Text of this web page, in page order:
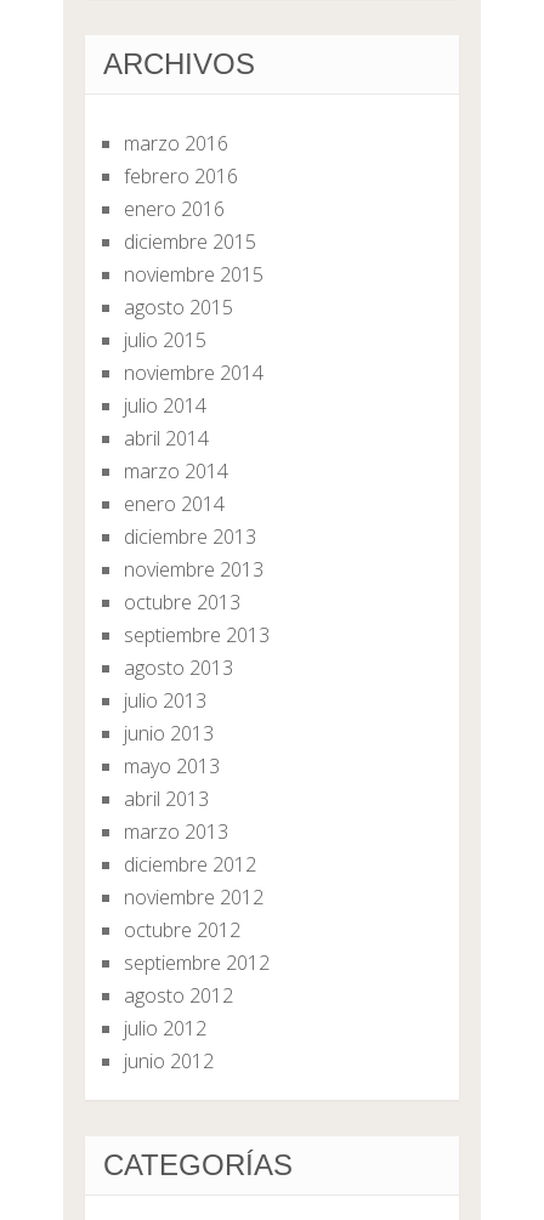
ARCHIVOS
marzo 2016
febrero 2016
enero 2016
diciembre 2015
noviembre 2015
agosto 2015
julio 2015
noviembre 2014
julio 2014
abril 2014
marzo 2014
enero 2014
diciembre 2013
noviembre 2013
octubre 2013
septiembre 2013
agosto 2013
julio 2013
junio 2013
mayo 2013
abril 2013
marzo 2013
diciembre 2012
noviembre 2012
octubre 2012
septiembre 2012
agosto 2012
julio 2012
junio 2012
CATEGORÍAS